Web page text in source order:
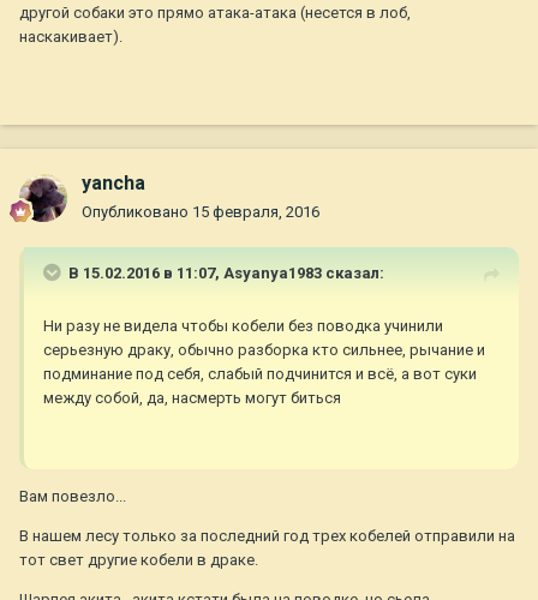
другой собаки это прямо атака-атака (несется в лоб,
наскакивает).
yancha
Опубликовано 15 февраля, 2016
В 15.02.2016 в 11:07, Asyanya1983 сказал:
Ни разу не видела чтобы кобели без поводка учинили
серьезную драку, обычно разборка кто сильнее, рычание и
подминание под себя, слабый подчинится и всё, а вот суки
между собой, да, насмерть могут биться
Вам повезло...
В нашем лесу только за последний год трех кобелей отправили на
тот свет другие кобели в драке.